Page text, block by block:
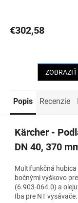
€302,58
ZOBRAZIŤ
Popis Recenzie
Kärcher -
DN 40, 370
Multifunkčná hubica
bočnými výškovo
(6.903-064.0) a
Iba pre NT vysávače.